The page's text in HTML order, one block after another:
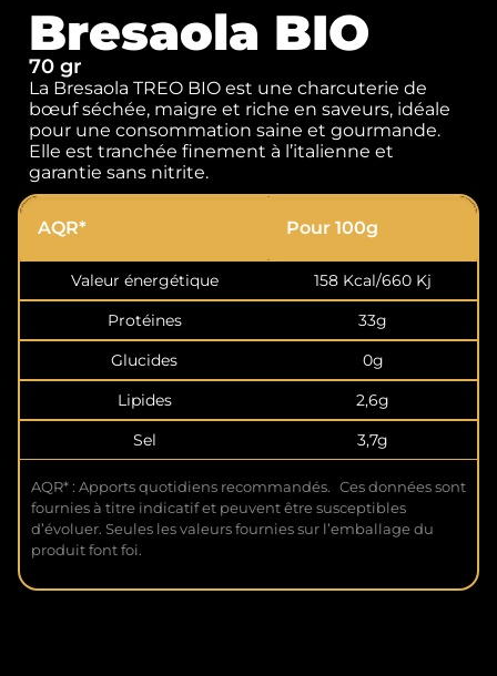
Bresaola BIO
70 gr
La Bresaola TREO BIO est une charcuterie de
bœuf séchée, maigre et riche en saveurs, idéale
pour une consommation saine et gourmande.
Elle est tranchée finement à l’italienne et
garantie sans nitrite.
AQR* Pour 100g
Valeur énergétique
158 Kcal/660 Kj
Protéines
33g
Glucides
0g
Lipides
2,6g
Sel
3,7g
AQR* : Apports quotidiens recommandés. Ces données sont
fournies à titre indicatif et peuvent être susceptibles
d’évoluer. Seules les valeurs fournies sur l’emballage du
produit font foi.